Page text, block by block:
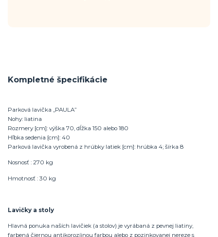
Kompletné špecifikácie
Parková lavička „PAULA”
Nohy: liatina
Rozmery [cm]: výška 70, dĺžka 150 alebo 180
Hľbka sedenia [cm]: 40
Parková lavička vyrobená z hrúbky latiek [cm]: hrúbka 4; šírka 8
Nosnosť : 270 kg
Hmotnosť : 30 kg
Lavičky a stoly
Hlavná ponuka naších lavičiek (a stolov) je vyrábaná z pevnej liatiny,
farbená čiernou antikorozíjnou farbou alebo z pozinkovanej nereze s